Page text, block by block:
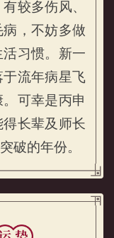
较多伤风、
，不妨多做
习惯。新一
流年病星飞
可幸是丙申
长辈及师长
破的年份。